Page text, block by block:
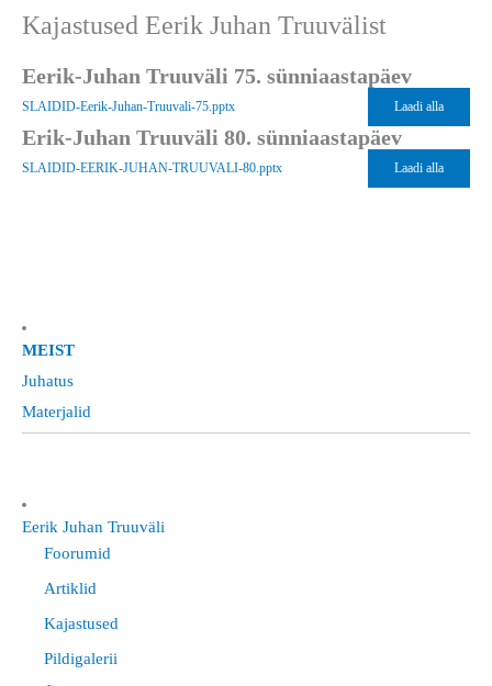
MEIST
Juhatus
Materjalid
Eerik Juhan Truuväli
Foorumid
Artiklid
Kajastused
Pildigalerii
Kajastused Eerik Juhan Truuvälist
Eerik-Juhan Truuväli 75. sünniaastapäev
SLAIDID-Eerik-Juhan-Truuvali-75.pptx Laadi alla
Erik-Juhan Truuväli 80. sünniaastapäev
SLAIDID-EERIK-JUHAN-TRUUVALI-80.pptx Laadi alla